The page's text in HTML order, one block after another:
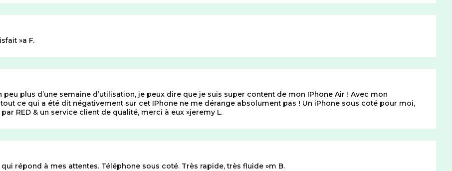
a F.
peu plus d’une semaine d’utilisation, je peux dire que je suis super content de mon IPhone Air ! Avec mon
ce qui a été dit négativement sur cet IPhone ne me dérange absolument pas ! Un iPhone sous coté pour moi,
RED & un service client de qualité, merci à eux
jeremy L.
répond à mes attentes. Téléphone sous coté. Très rapide, très fluide m B.